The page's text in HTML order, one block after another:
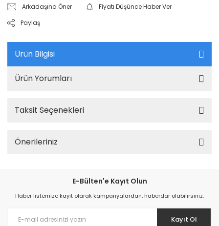
Arkadaşına Öner
Fiyatı Düşünce Haber Ver
Paylaş
Ürün Bilgisi
Ürün Yorumları
Taksit Seçenekleri
Önerileriniz
E-Bülten'e Kayıt Olun
Haber listemize kayıt olarak kampanyalardan, haberdar olabilirsiniz.
Kayıt Ol